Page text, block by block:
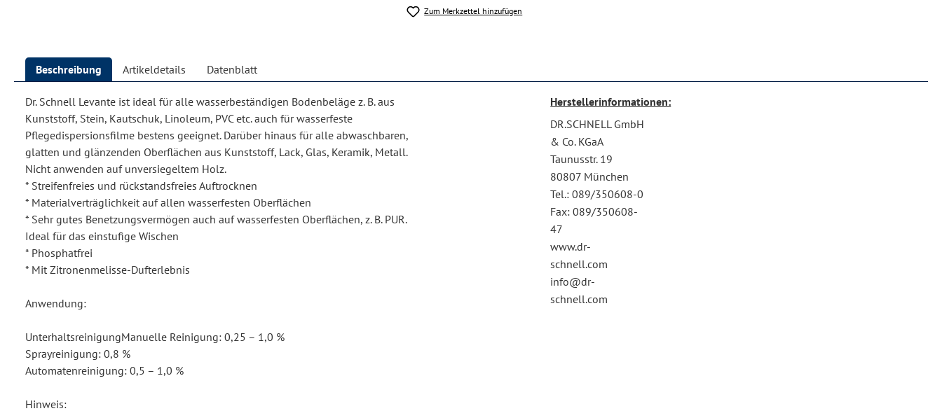
Zum Merkzettel hinzufügen
Beschreibung Artikeldetails Datenblatt
Dr. Schnell Levante ist ideal für alle wasserbeständigen Bodenbeläge z. B. aus
Kunststoff, Stein, Kautschuk, Linoleum, PVC etc. auch für wasserfeste
Pflegedispersionsfilme bestens geeignet. Darüber hinaus für alle abwaschbaren,
glatten und glänzenden Oberflächen aus Kunststoff, Lack, Glas, Keramik, Metall.
Nicht anwenden auf unversiegeltem Holz.
* Streifenfreies und rückstandsfreies Auftrocknen
* Materialverträglichkeit auf allen wasserfesten Oberflächen
* Sehr gutes Benetzungsvermögen auch auf wasserfesten Oberflächen, z. B. PUR.
Ideal für das einstufige Wischen
* Phosphatfrei
* Mit Zitronenmelisse-Dufterlebnis
Anwendung:
UnterhaltsreinigungManuelle Reinigung: 0,25 – 1,0 %
Sprayreinigung: 0,8 %
Automatenreinigung: 0,5 – 1,0 %
Hinweis:
Herstellerinformationen:
DR.SCHNELL GmbH
& Co. KGaA
Taunusstr. 19
80807 München
Tel.: 089/350608-0
Fax: 089/350608-
47
www.dr-
schnell.com
info@dr-
schnell.com